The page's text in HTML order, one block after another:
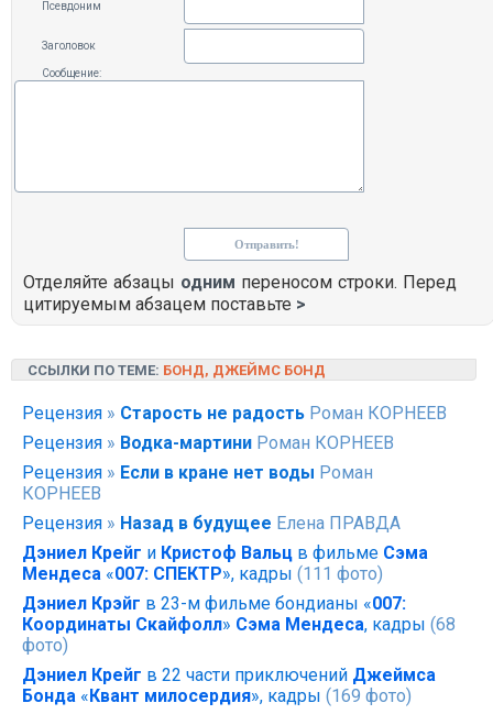
Псевдоним
Заголовок
Сообщение:
Отделяйте абзацы одним переносом строки. Перед
цитируемым абзацем поставьте >
ССЫЛКИ ПО ТЕМЕ: БОНД, ДЖЕЙМС БОНД
Рецензия » Старость не радость Роман КОРНЕЕВ
Рецензия » Водка-мартини Роман КОРНЕЕВ
Рецензия » Если в кране нет воды Роман
КОРНЕЕВ
Рецензия » Назад в будущее Елена ПРАВДА
Дэниел Крейг и Кристоф Вальц в фильме Сэма
Мендеса «007: СПЕКТР», кадры (111 фото)
Дэниел Крэйг в 23-м фильме бондианы «007:
Координаты Скайфолл» Сэма Мендеса, кадры (68
фото)
Дэниел Крейг в 22 части приключений Джеймса
Бонда « Квант милосердия», кадры (169 фото)